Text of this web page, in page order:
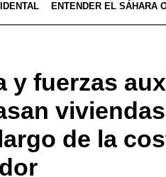
ENTENDER EL SÁHARA
y fuerzas
viviendas
de la